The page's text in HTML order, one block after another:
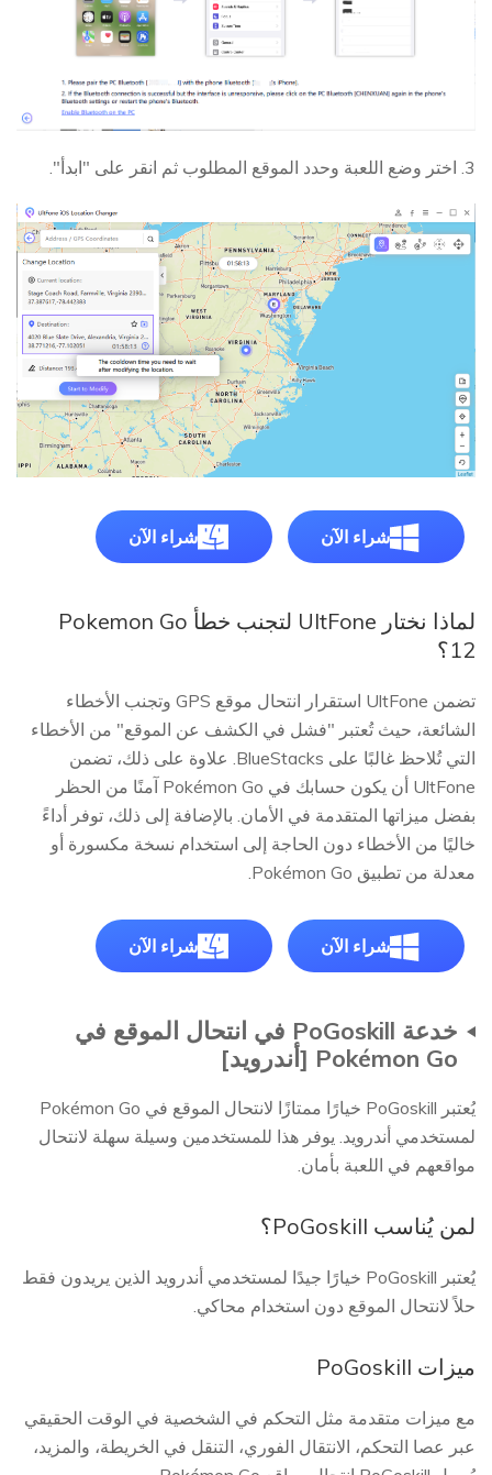
3. اختر وضع اللعبة وحدد الموقع المطلوب ثم انقر على "ابدأ".
شراء الآن شراء الآن
لماذا نختار UltFone لتجنب خطأ Pokemon Go
12؟
تضمن UltFone استقرار انتحال موقع GPS وتجنب الأخطاء
الشائعة، حيث تُعتبر "فشل في الكشف عن الموقع" من الأخطاء
التي تُلاحظ غالبًا على BlueStacks. علاوة على ذلك، تضمن
UltFone أن يكون حسابك في Pokémon Go آمنًا من الحظر
بفضل ميزاتها المتقدمة في الأمان. بالإضافة إلى ذلك، توفر أداءً
خاليًا من الأخطاء دون الحاجة إلى استخدام نسخة مكسورة أو
معدلة من تطبيق Pokémon Go.
شراء الآن شراء الآن
خدعة PoGoskill في انتحال الموقع في
Pokémon Go [أندرويد]
يُعتبر PoGoskill خيارًا ممتازًا لانتحال الموقع في Pokémon Go
لمستخدمي أندرويد. يوفر هذا للمستخدمين وسيلة سهلة لانتحال
مواقعهم في اللعبة بأمان.
لمن يُناسب PoGoskill؟
يُعتبر PoGoskill خيارًا جيدًا لمستخدمي أندرويد الذين يريدون فقط
حلاً لانتحال الموقع دون استخدام محاكي.
ميزات PoGoskill
مع ميزات متقدمة مثل التحكم في الشخصية في الوقت الحقيقي
عبر عصا التحكم، الانتقال الفوري، التنقل في الخريطة، والمزيد،